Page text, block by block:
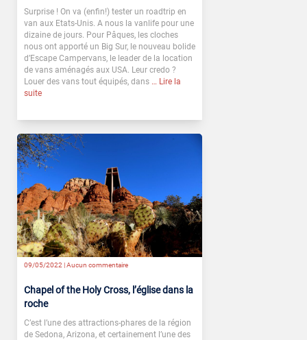
Surprise ! On va (enfin!) tester un roadtrip en
van aux Etats-Unis. A nous la vanlife pour une
dizaine de jours. Pour Pâques, les cloches
nous ont apporté un Big Sur, le nouveau bolide
d’Escape Campervans, le leader de la location
de vans aménagés aux USA. Leur credo ?
Louer des vans tout équipés, dans … Lire la
suite
09/05/2022 |Aucun commentaire
Chapel of the Holy Cross, l’église dans la
roche
C’est l’une des attractions-phares de la région
de Sedona, Arizona, et certainement l’une des